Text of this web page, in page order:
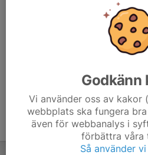
Godkänn
Vi använder oss av
webbplats ska fungera
även för webbanalys i
förbättra våra
Så använder